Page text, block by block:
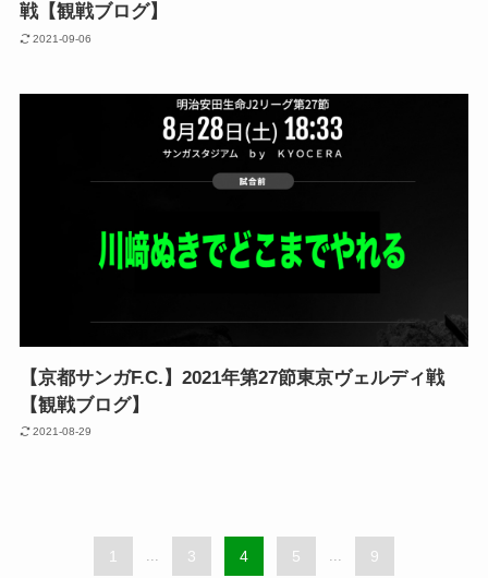
戦【観戦ブログ】
2021-09-06
【京都サンガF.C.】2021年第27節東京ヴェルディ戦
【観戦ブログ】
2021-08-29
1 3 4 5 9